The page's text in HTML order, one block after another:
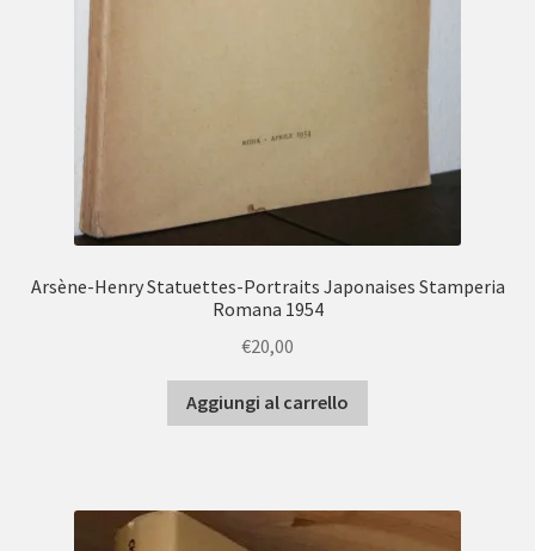
Arsène-Henry Statuettes-Portraits Japonaises Stamperia
Romana 1954
€20,00
Aggiungi al carrello